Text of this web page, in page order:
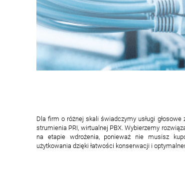
Dla firm o różnej skali świadczymy usługi
strumienia PRI, wirtualnej PBX. Wybierzemy
na etapie wdrożenia, ponieważ nie musisz
użytkowania dzięki łatwości konserwacji i